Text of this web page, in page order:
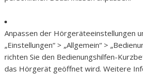
Anpassen der Hörgeräteeinstellungen
„Einstellungen“ > „Allgemein“ >
richten Sie den Bedienungshilfen-
das Hörgerät geöffnet wird. Weitere